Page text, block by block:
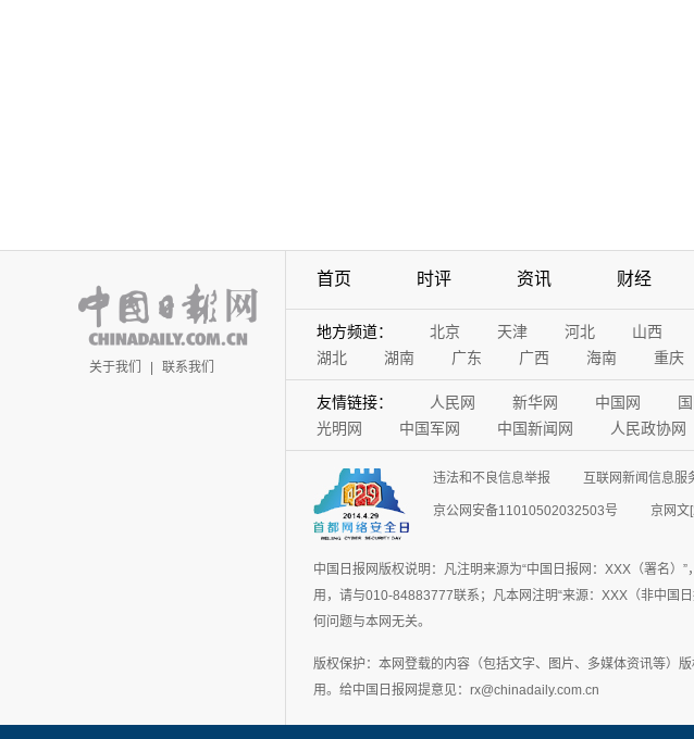
关于我们 | 联系我们
首页 时评 资讯 财经
地方频道： 北京 天津 河北 山西
湖北
湖南 广东 广西 海南 重庆
友情链接： 人民网 新华网 中国网
光明网
中国军网 中国新闻网 人民政协网
违法和不良信息举报 互联网新闻信息
京公网安备11010502032503号 京网文
中国日报网版权说明：凡注明来源为“中国日报网：XXX（署名
用，请与010-84883777联系；凡本网注明“来源：XXX（非中国
何问题与本网无关。
版权保护：本网登载的内容（包括文字、图片、多媒体资讯等）
用。给中国日报网提意见：rx@chinadaily.com.cn